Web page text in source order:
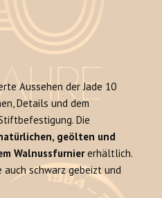
Aussehen der Jade 10
Details und dem
Die
geölten und
Walnussfurniererhältlich.
auch schwarz gebeizt und